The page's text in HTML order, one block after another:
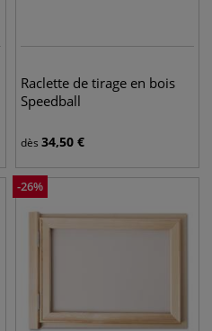
Raclette de tirage en bois
Speedball
dès 34,50 €
-26%